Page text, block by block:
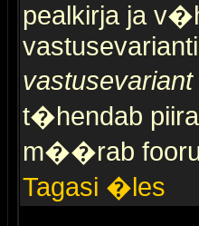
pealkirja ja
vastusevariant
t�hendab
m��rab
Tagasi �les